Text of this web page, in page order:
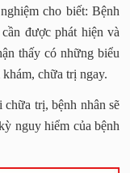
cho biết: Bệnh
được phát hiện và
thấy có những biểu
chữa trị ngay.
trị, bệnh nhân sẽ
nguy hiểm của bệnh